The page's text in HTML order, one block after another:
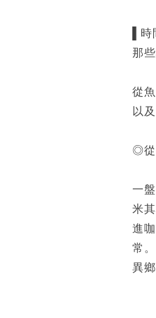
▌
那
從
以
◎從
一
米
進
常
異